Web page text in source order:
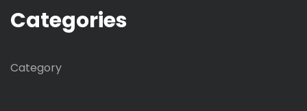
Categories
Category